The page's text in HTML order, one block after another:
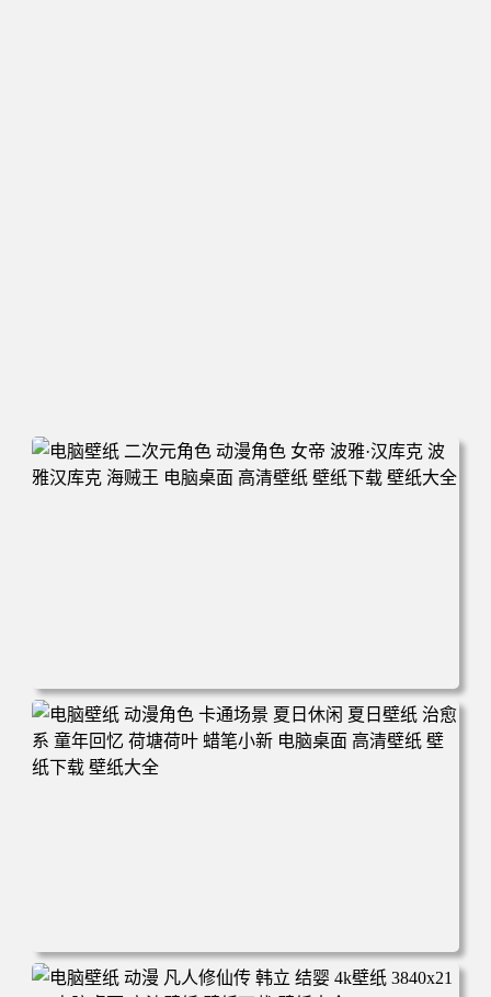
电脑壁纸 二次元角色 动漫角色 女帝 波雅·汉库克 波雅汉库
克 海贼王 电脑桌面 高清壁纸 壁纸下载 壁纸大全
电脑壁纸 动漫角色 卡通场景 夏日休闲 夏日壁纸 治愈系 童